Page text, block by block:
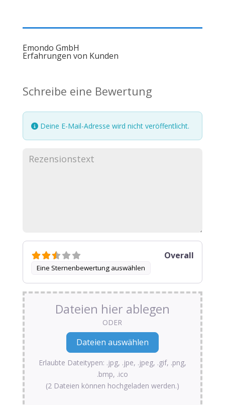
Emondo GmbH
Erfahrungen von Kunden
Schreibe eine Bewertung
Deine E-Mail-Adresse wird nicht veröffentlicht.
Eine Sternenbewertung auswählen
Overall
Dateien hier ablegen
ODER
Erlaubte Dateitypen: .jpg, .jpe, .jpeg, .gif, .png,
.bmp, .ico
(2 Dateien können hochgeladen werden.)